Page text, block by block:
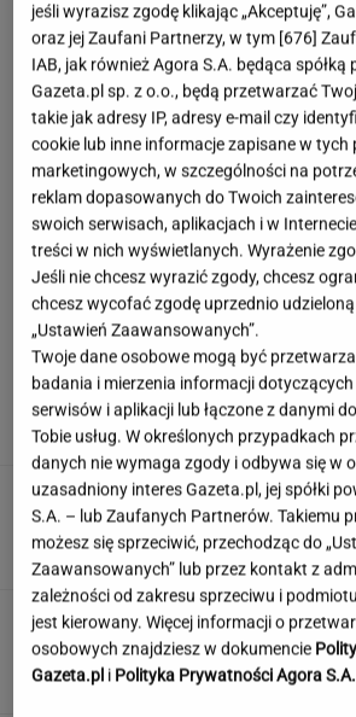
Poważny karambol
17 osób rannych
Ciągnie cię do
Psychologia mówi o
Tych słów używali nasi
niewiele osób je
To nie droga na skróty.
naprawdę wygląda
MATERIAŁ PROMOCYJNY
jeśli wyrazisz zgodę klikając „Akceptuję”,
oraz jej Zaufani Partnerzy, w tym [676]
IAB, jak również Agora S.A. będąca spółką
Gazeta.pl sp. z o.o., będą przetwarzać
takie jak adresy IP, adresy e-mail czy
cookie lub inne informacje zapisane w tych
marketingowych, w szczególności na
reklam dopasowanych do Twoich
swoich serwisach, aplikacjach i w
treści w nich wyświetlanych. Wyrażenie
Jeśli nie chcesz wyrazić zgody, chcesz
chcesz wycofać zgodę uprzednio
„Ustawień Zaawansowanych”.
Twoje dane osobowe mogą być
badania i mierzenia informacji
serwisów i aplikacji lub łączone z danymi
Tobie usług. W określonych przypadkach
danych nie wymaga zgody i odbywa się w
uzasadniony interes Gazeta.pl, jej spółki
S.A. – lub Zaufanych Partnerów. Takiemu
możesz się sprzeciwić, przechodząc do
Zaawansowanych” lub przez kontakt z
zależności od zakresu sprzeciwu i
jest kierowany. Więcej informacji o
osobowych znajdziesz w dokumencie
Gazeta.pl i Polityka Prywatności Agora S.A.